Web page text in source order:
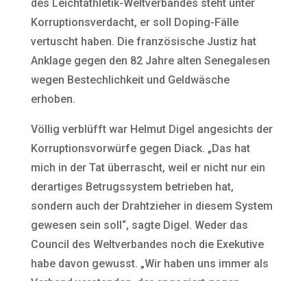
des Leichtathletik-Weltverbandes steht unter
Korruptionsverdacht, er soll Doping-Fälle
vertuscht haben. Die französische Justiz hat
Anklage gegen den 82 Jahre alten Senegalesen
wegen Bestechlichkeit und Geldwäsche
erhoben.
Völlig verblüfft war Helmut Digel angesichts der
Korruptionsvorwürfe gegen Diack. „Das hat
mich in der Tat überrascht, weil er nicht nur ein
derartiges Betrugssystem betrieben hat,
sondern auch der Drahtzieher in diesem System
gewesen sein soll“, sagte Digel. Weder das
Council des Weltverbandes noch die Exekutive
habe davon gewusst. „Wir haben uns immer als